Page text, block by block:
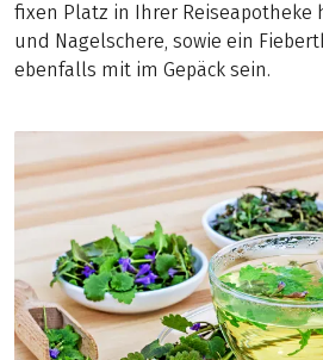
fixen Platz in Ihrer Reiseapotheke
und Nagelschere, sowie ein
ebenfalls mit im Gepäck sein.